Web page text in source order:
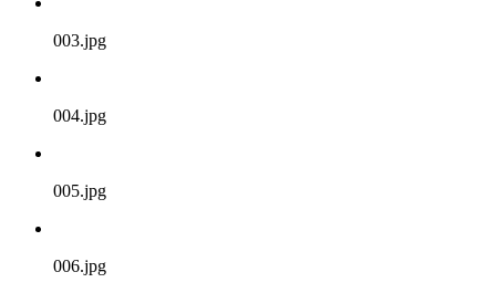
003.jpg
004.jpg
005.jpg
006.jpg